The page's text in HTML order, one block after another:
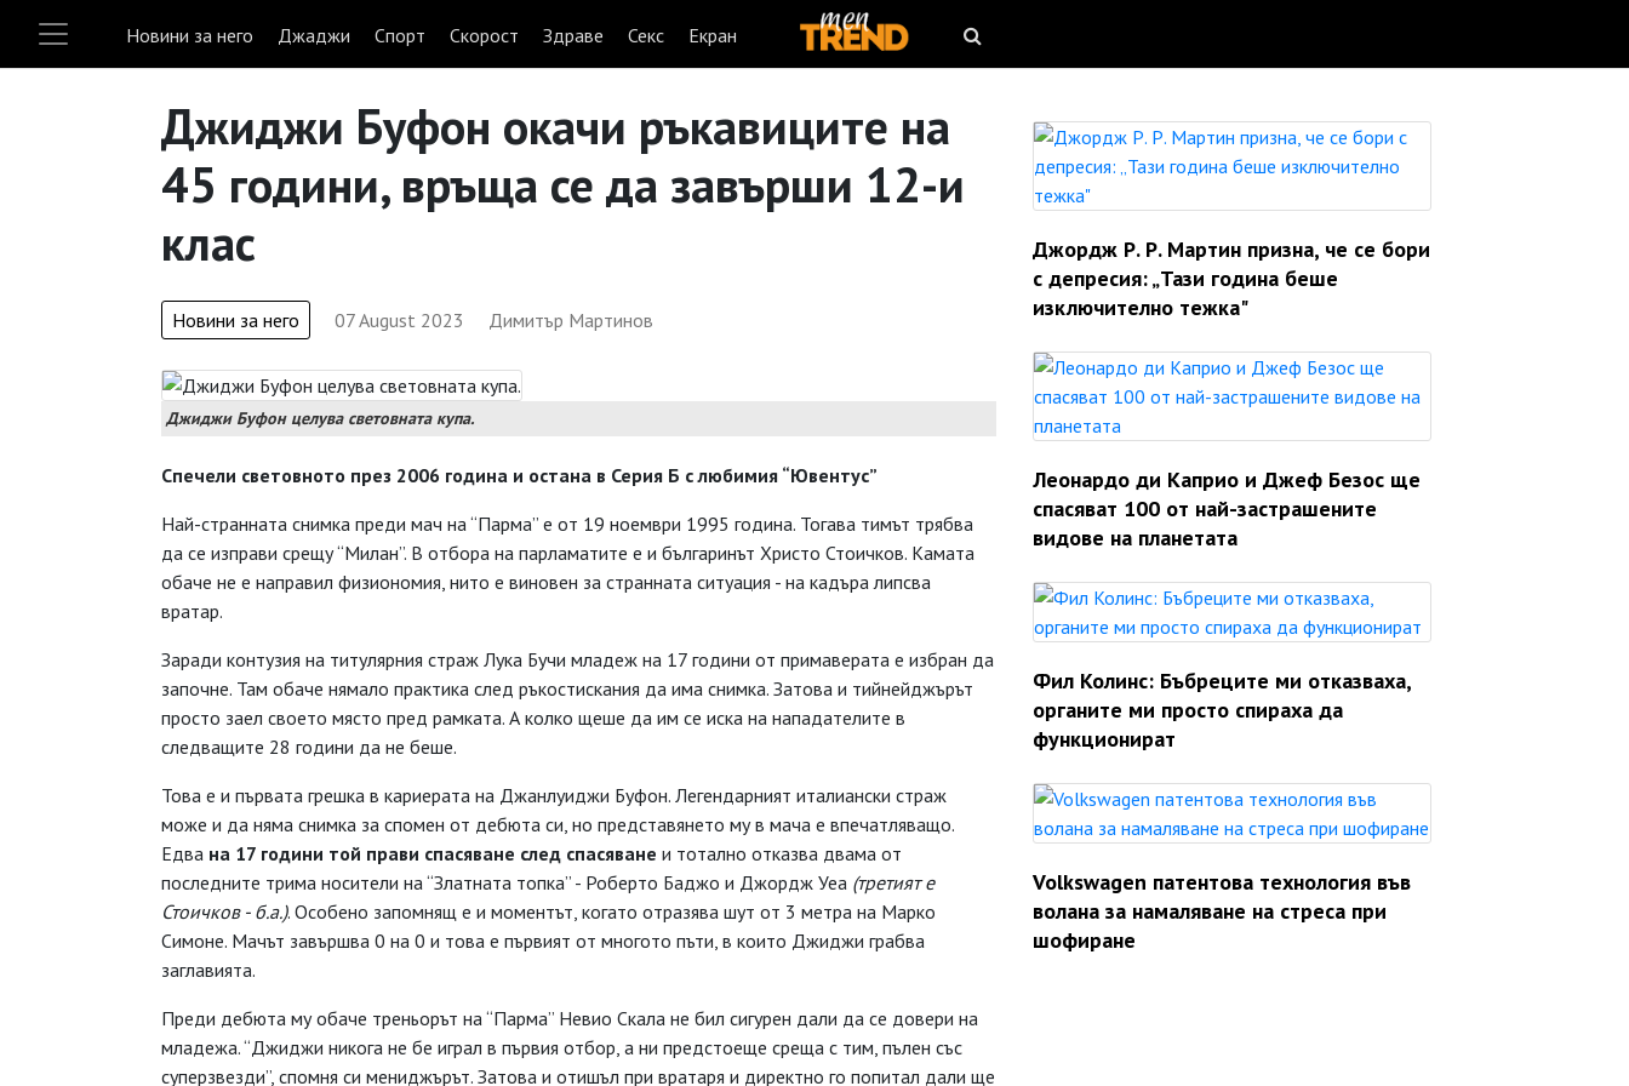
Новини за него Джаджи Спорт Скорост Здраве Секс Екран
Джиджи Буфон окачи ръкавиците на
45 години, връща се да завърши 12-и
клас
Новини за него 07 August 2023 Димитър Мартинов
Джиджи Буфон целува световната купа.
Спечели световното през 2006 година и остана в Серия Б с любимия “Ювентус”
Най-странната снимка преди мач на “Парма” е от 19 ноември 1995 година. Тогава тимът трябва
да се изправи срещу “Милан”. В отбора на парламатите е и българинът Христо Стоичков. Камата
обаче не е направил физиономия, нито е виновен за странната ситуация - на кадъра липсва
вратар.
Заради контузия на титулярния страж Лука Бучи младеж на 17 години от примаверата е избран да
започне. Там обаче нямало практика след ръкостискания да има снимка. Затова и тийнейджърът
просто заел своето място пред рамката. А колко щеше да им се иска на нападателите в
следващите 28 години да не беше.
Това е и първата грешка в кариерата на Джанлуиджи Буфон. Легендарният италиански страж
може и да няма снимка за спомен от дебюта си, но представянето му в мача е впечатляващо.
Едва на 17 години той прави спасяване след спасяване и тотално отказва двама от
последните трима носители на “Златната топка” - Роберто Баджо и Джордж Уеа (третият е
Стоичков - б.а.). Особено запомнящ е и моментът, когато отразява шут от 3 метра на Марко
Симоне. Мачът завършва 0 на 0 и това е първият от многото пъти, в които Джиджи грабва
заглавията.
Преди дебюта му обаче треньорът на “Парма” Невио Скала не бил сигурен дали да се довери на
младежа. “Джиджи никога не бе играл в първия отбор, а ни предстоеще среща с тим, пълен със
суперзвезди”, спомня си мениджърът. Затова и отишъл при вратаря и директно го попитал дали ще
Джордж Р. Р. Мартин призна, че се бори
с депресия: „Тази година беше
изключително тежка"
Леонардо ди Каприо и Джеф Безос ще
спасяват 100 от най-застрашените
видове на планетата
Фил Колинс: Бъбреците ми отказваха,
органите ми просто спираха да
функционират
Volkswagen патентова технология във
волана за намаляване на стреса при
шофиране